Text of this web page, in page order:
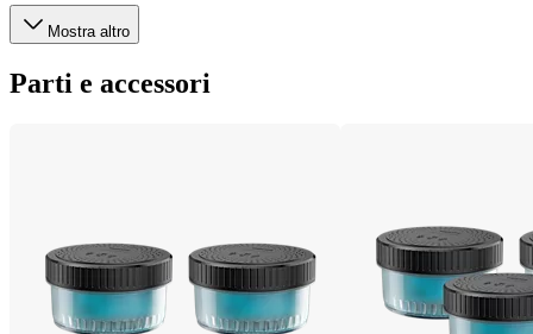
Mostra altro
Parti e accessori